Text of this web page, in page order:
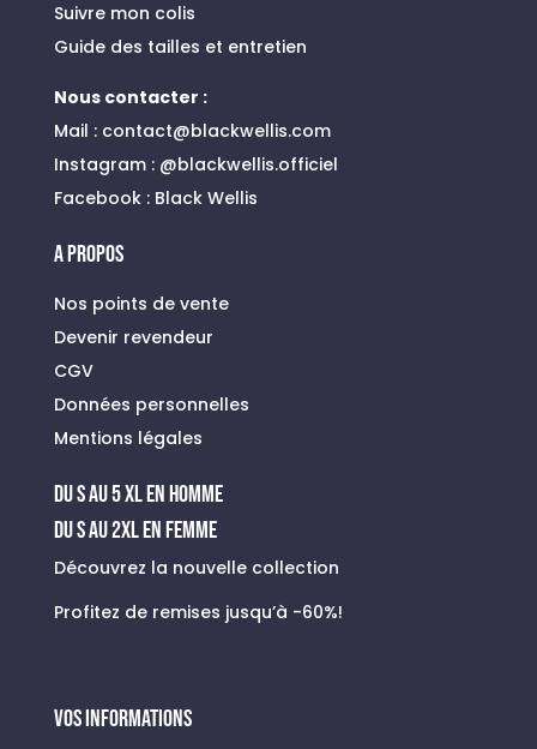
Suivre mon colis
Guide des tailles et entretien
Nous contacter :
Mail : contact@blackwellis.com
Instagram :@blackwellis.officiel
Facebook : Black Wellis
A PROPOS
Nos points de vente
Devenir revendeur
CGV
Données personnelles
Mentions légales
du s au 5 xl en homme
Du S au 2XL en FEMME
Découvrez la nouvelle collection
Profitez de remises jusqu’à -60%!
VOS INFORMATIONS